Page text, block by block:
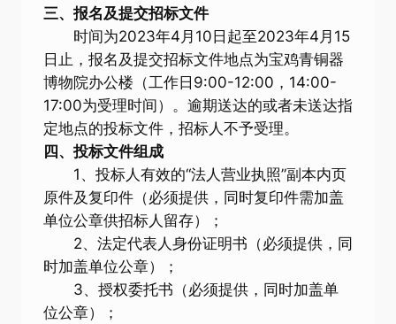
三、报名及提交招标文件
时间为2023年4月10日起至2023年4月15
日止，报名及提交招标文件地点为宝鸡青铜器
博物院办公楼（工作日9:00-12:00，14:00-
17:00为受理时间）。逾期送达的或者未送达指
定地点的投标文件，招标人不予受理。
四、投标文件组成
1、投标人有效的“法人营业执照”副本内页
原件及复印件（必须提供，同时复印件需加盖
单位公章供招标人留存）；
2、法定代表人身份证明书（必须提供，同
时加盖单位公章）；
3、授权委托书（必须提供，同时加盖单
位公章）；